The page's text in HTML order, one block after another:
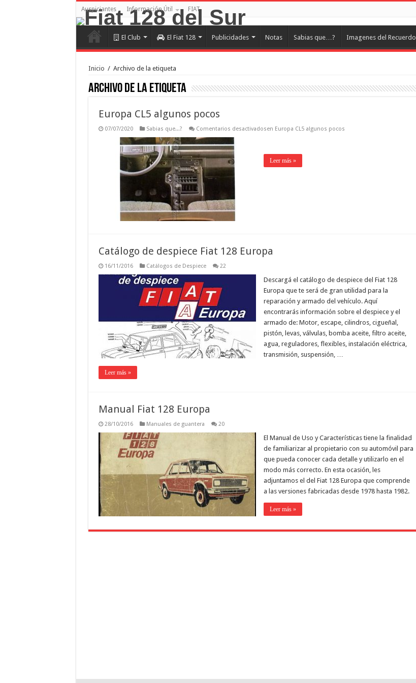
Auspiciantes Información Útil FIAT
El Club El Fiat 128 Publicidades Notas Sabias que…? Imagenes del Recuerdo
Inicio / Archivo de la etiqueta
Archivo de la etiqueta
Europa CL5 algunos pocos
07/07/2020 Sabias que...? Comentarios desactivadosen Europa CL5 algunos pocos
Leer más »
Catálogo de despiece Fiat 128 Europa
16/11/2016 Catálogos de Despiece 22
Descargá el catálogo de despiece del Fiat 128
Europa que te será de gran utilidad para la
reparación y armado del vehículo. Aquí
encontrarás información sobre el despiece y el
armado de: Motor, escape, cilindros, cigueñal,
pistón, levas, válvulas, bomba aceite, filtro aceite,
agua, reguladores, flexibles, instalación eléctrica,
transmisión, suspensión, …
Leer más »
Manual Fiat 128 Europa
28/10/2016 Manuales de guantera 20
El Manual de Uso y Características tiene la finalidad
de familiarizar al propietario con su automóvil para
que pueda conocer cada detalle y utilizarlo en el
modo más correcto. En esta ocasión, les
adjuntamos el del Fiat 128 Europa que comprende
a las versiones fabricadas desde 1978 hasta 1982.
Leer más »